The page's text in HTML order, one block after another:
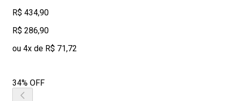
R$ 434,90
R$ 286,90
ou 4x de R$ 71,72
34% OFF